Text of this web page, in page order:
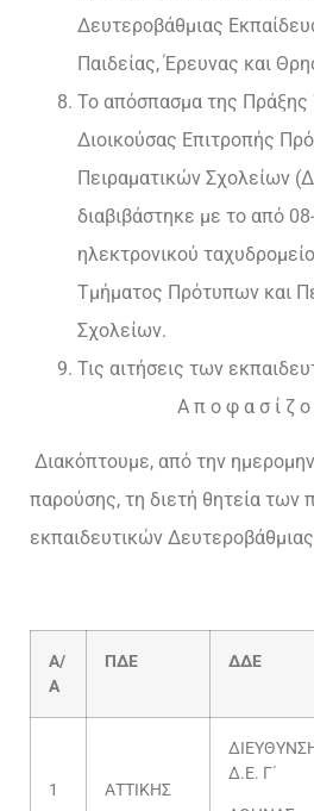
Δευτεροβάθμιας
Παιδείας, Έρευνας και
Το απόσπασμα της Πράξης
Διοικούσας Επιτροπής
Πειραματικών Σχολείων
διαβιβάστηκε με το από
ηλεκτρονικού
Τμήματος Πρότυπων και
Σχολείων.
Τις αιτήσεις των
Α π ο φ α σ ί ζ
Διακόπτουμε, από την
παρούσης, τη διετή θητεία των
εκπαιδευτικών
Α/
Α
ΠΔΕ ΔΔΕ
1 ΑΤΤΙΚΗΣ
Δ.Ε. Γ΄